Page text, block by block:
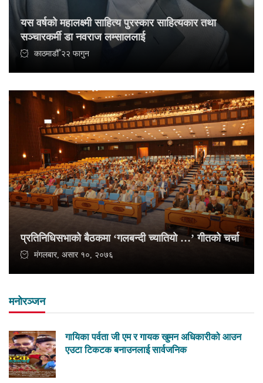
यस वर्षको महालक्ष्मी साहित्य पुरस्कार साहित्यकार तथा
सञ्चारकर्मी डा नवराज लम्साललाई
काठमाडौँ २२ फागुन
प्रतिनिधिसभाको बैठकमा ‘गलबन्दी च्यातियो …’ गीतको चर्चा
मंगलबार, असार १०, २०७६
मनोरञ्जन
गायिका पर्वता जी एम र गायक खुमन अधिकारीको आउन
एउटा टिकटक बनाउनलाई सार्वजनिक